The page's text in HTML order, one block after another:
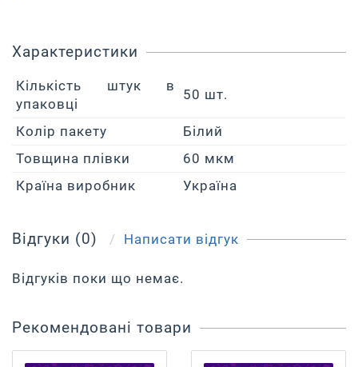
Характеристики
Кількість штук в
упаковці
50 шт.
Колір пакету
Білий
Товщина плівки
60 мкм
Країна виробник
Україна
Відгуки (0) Написати відгук
Відгуків поки що немає.
Рекомендовані товари